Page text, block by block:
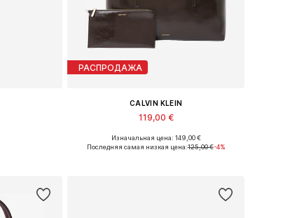
РАСПРОДАЖА
CALVIN KLEIN
119,00 €
Доступные размеры: One Size
Изначальная цена: 149,00 €
Последняя самая низкая цена:125,00 €-4%